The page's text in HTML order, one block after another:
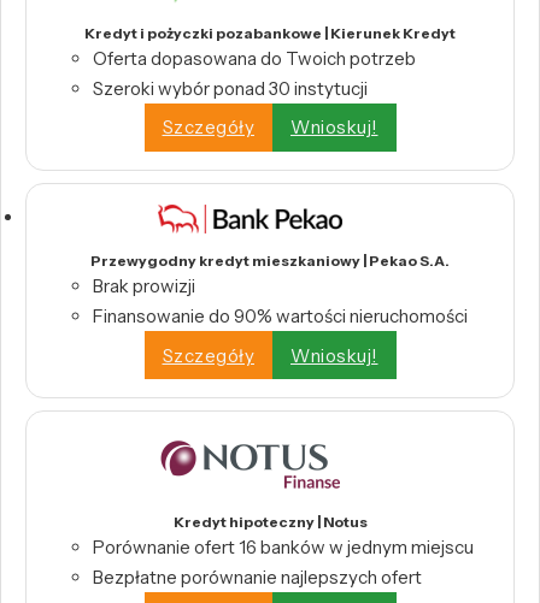
Kredyt i pożyczki pozabankowe | Kierunek Kredyt
Oferta dopasowana do Twoich potrzeb
Szeroki wybór ponad 30 instytucji
Szczegóły
Wnioskuj!
Przewygodny kredyt mieszkaniowy | Pekao S.A.
Brak prowizji
Finansowanie do 90% wartości nieruchomości
Szczegóły
Wnioskuj!
Kredyt hipoteczny | Notus
Porównanie ofert 16 banków w jednym miejscu
Bezpłatne porównanie najlepszych ofert